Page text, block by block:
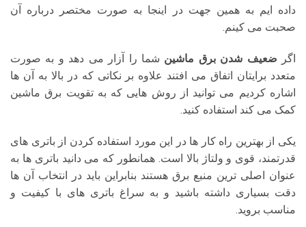
داده ایم به همین جهت در اینجا به صورت مختصر درباره آن
صحبت می کینم.
اگر ضعیف شدن برق ماشین شما را آزار می دهد و به صورت
متعدد برایتان اتفاق می افتند علاوه بر نکاتی که در بالا به آن ها
اشاره کردیم می توانید از روش هایی که به تقویت برق ماشین
کمک می کند استفاده کنید.
یکی از بهترین راه کار ها در این مورد استفاده کردن از باتری های
قدرتمند، قوی و ولتاژ بالا است. همانطور که می دانید باتری ها به
عنوان اصلی ترین منبع برق هستند بنابراین باید در انتخاب آن ها
دقت بسیاری داشته باشید و به سراغ باتری های با کیفیت و
مناسب بروید.